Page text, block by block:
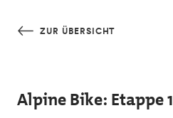
ZUR ÜBERSICHT
Alpine Bike: Etappe 1